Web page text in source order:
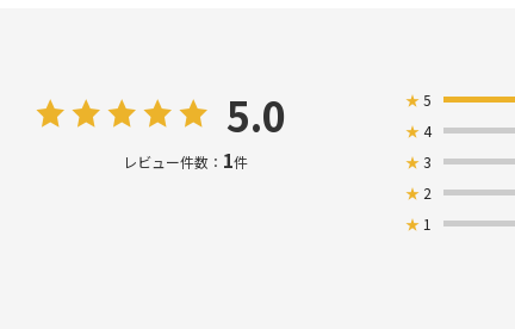
5.0
レビュー件数： 1件
★5
★4
★3
★ 2
★ 1